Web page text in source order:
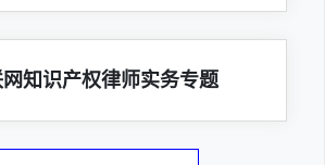
知识产权律师实务专题